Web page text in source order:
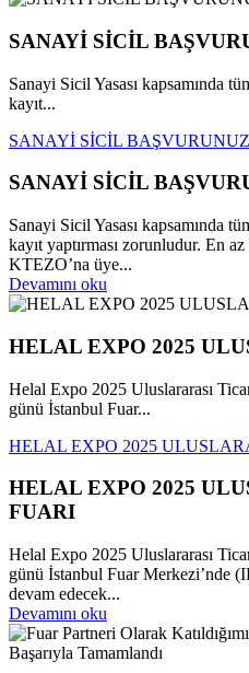
SANAYİ SİCİL
Sanayi Sicil Yasası kapsamında
kayıt...
SANAYİ SİCİL
SANAYİ SİCİL
Sanayi Sicil Yasası kapsamında
kayıt yaptırması zorunludur. En
KTEZO’na üye...
Devamını oku
HELAL EXPO 2025
Helal Expo 2025 Uluslararası
günü İstanbul Fuar...
HELAL EXPO 2025
HELAL EXPO 2025
FUARI
Helal Expo 2025 Uluslararası
günü İstanbul Fuar Merkezi’nde
devam edecek...
Devamını oku